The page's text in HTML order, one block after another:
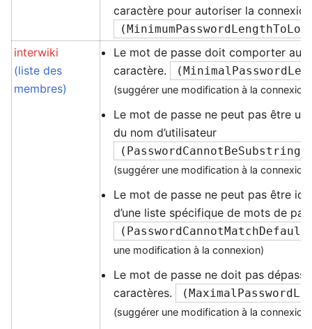
caractère pour autoriser la connexion
(
interwiki
(liste des
membres)
Le mot de passe doit comporter au
caractère.
(
(suggérer une modification à la connexion)
Le mot de passe ne peut pas être
du nom d’utilisateur
(
(suggérer une modification à la connexion)
Le mot de passe ne peut pas être
d’une liste spécifique de mots de
(
une modification à la connexion)
Le mot de passe ne doit pas
caractères.
(
(suggérer une modification à la connexion)